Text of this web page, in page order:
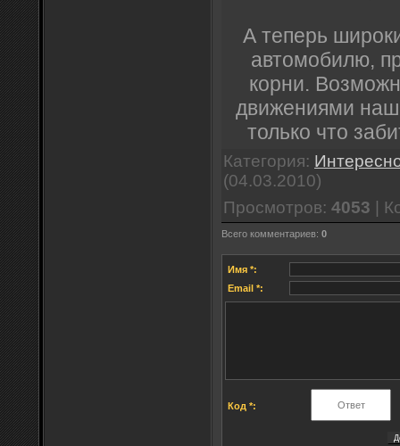
А теперь
автомобилю,
корни.
движениями
только что
Категория:
(04.03.2010)
Просмотров: 4053 |
Всего комментариев: 0
Имя *:
Email *:
Код *: